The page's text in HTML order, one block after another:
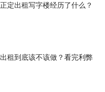
定出租写字楼经历了什么？
租到底该不该做？看完利弊